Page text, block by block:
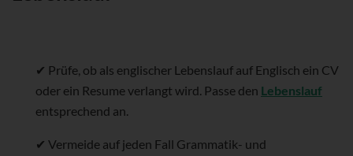
✔ Prüfe, ob als englischer Lebenslauf auf Englisch ein CV
oder ein Resume verlangt wird. Passe den Lebenslauf
entsprechend an.
✔ Vermeide auf jeden Fall Grammatik- und